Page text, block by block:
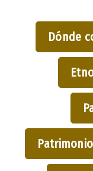
Dónde